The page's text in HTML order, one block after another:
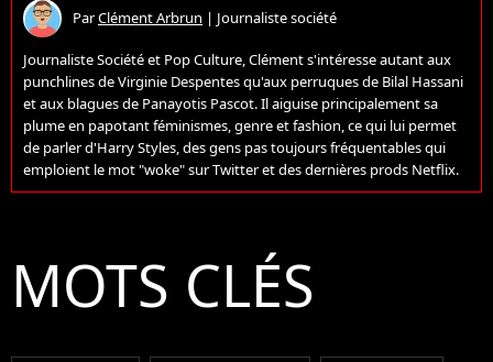
ParClément Arbrun | Journaliste société
Journaliste Société et Pop Culture, Clément s'intéresse autant aux
punchlines de Virginie Despentes qu'aux perruques de Bilal Hassani
et aux blagues de Panayotis Pascot. Il aiguise principalement sa
plume en papotant féminismes, genre et fashion, ce qui lui permet
de parler d'Harry Styles, des gens pas toujours fréquentables qui
emploient le mot "woke" sur Twitter et des dernières prods Netflix.
MOTS CLÉS